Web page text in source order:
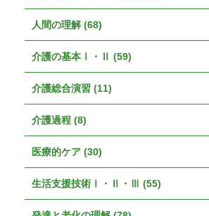
人間の理解 (68)
介護の基本Ⅰ・Ⅱ (59)
介護総合演習 (11)
介護過程 (8)
医療的ケア (30)
生活支援技術Ⅰ・Ⅱ・Ⅲ (55)